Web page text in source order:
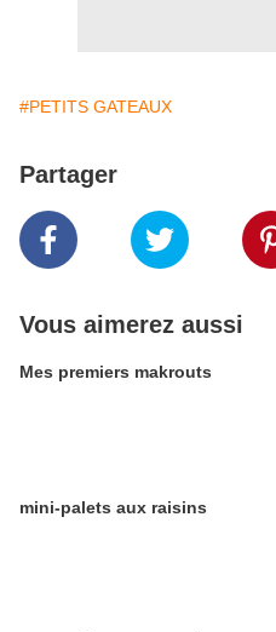
#PETITS GATEAUX
Partager
Vous aimerez aussi
Mes premiers makrouts
mini-palets aux raisins